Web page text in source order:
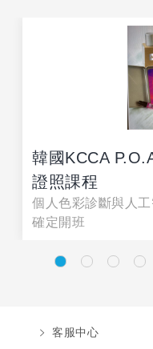
韓國KCCA
證照課程
個人色彩診斷與人
確定開班
客服中心